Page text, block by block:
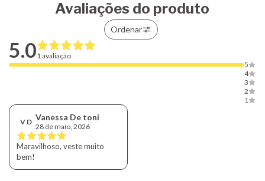
Avaliações do produto
Ordenar
5.01 avaliação
5
4
3
2
1
V D Vanessa De toni
28 de maio, 2026
Maravilhoso, veste muito
bem!